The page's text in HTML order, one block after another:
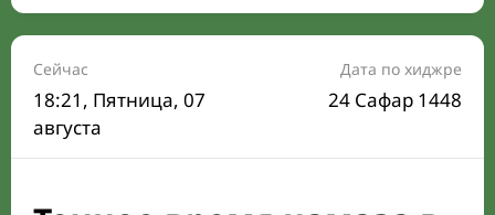
Время намаза на сегодня
Расписание на месяц
Время Сухура и Ифтара на сегодня
Календарь рамадана
Сейчас
18:21 , Пятница, 07
августа
Дата по хиджре
24 Сафар 1448